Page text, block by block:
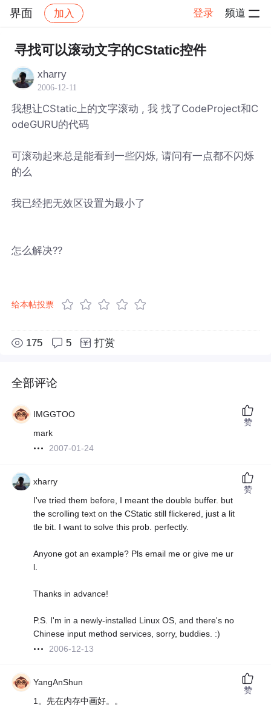
界面 加入 登录 频道
社区 界面 帖子详情
寻找可以滚动文字的CStatic控件
xharry
2006-12-11
我想让CStatic上的文字滚动 , 我 找了CodeProject和C
odeGURU的代码
可滚动起来总是能看到一些闪烁, 请问有一点都不闪烁
的么
我已经把无效区设置为最小了
怎么解决??
给本帖投票
175 5 打赏
全部评论
IMGGTOO
mark
2007-01-24
赞
xharry
I've tried them before, I meant the double buffer. but
the scrolling text on the CStatic still flickered, just a lit
tle bit. I want to solve this prob. perfectly.
Anyone got an example? Pls email me or give me ur
l.
Thanks in advance!
P.S. I'm in a newly-installed Linux OS, and there's no
Chinese input method services, sorry, buddies. :)
2006-12-13
赞
YangAnShun
1。先在内存中画好。。
赞